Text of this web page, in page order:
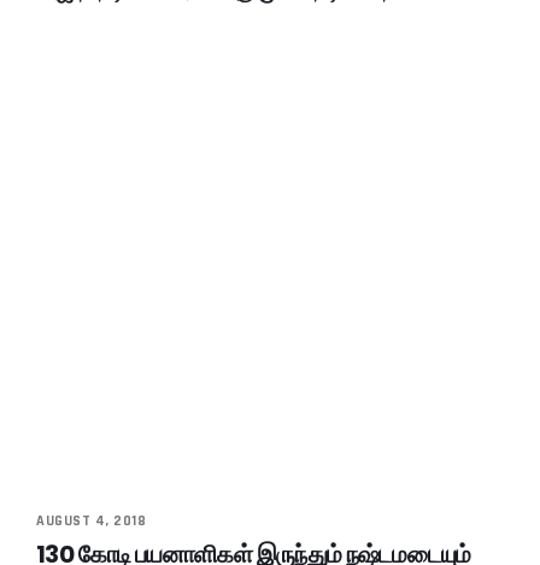
AUGUST 4, 2018
130 கோடி பயனாளிகள் இருந்தும் நஷ்டமடையும்